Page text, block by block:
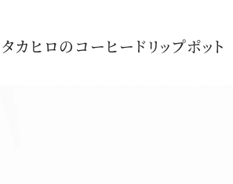
カヒロのコーヒードリップポット